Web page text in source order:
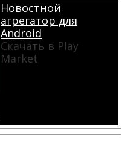
Новостной
агрегатор для
Android
Скачать в Play
Market